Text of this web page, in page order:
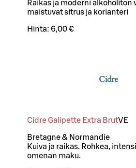
Raikas ja moderni alkoholiton
maistuvat sitrus ja korianteri
Hinta: 6,00 €
Cidre
Cidre Galipette Extra BrutVE
Bretagne & Normandie
Kuiva ja raikas. Rohkea,
omenan maku.